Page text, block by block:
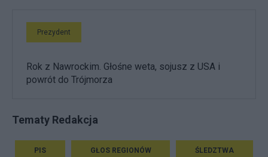
Prezydent
Rok z Nawrockim. Głośne weta, sojusz z USA i
powrót do Trójmorza
Tematy Redakcja
PIS GŁOS REGIONÓW ŚLEDZTWA